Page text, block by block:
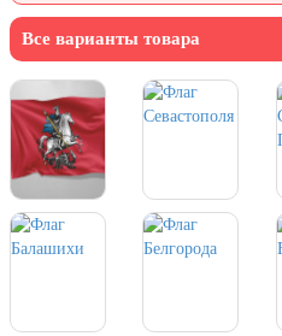
парада на Красной площади
7 ноября, День Октябрьской
революции
10 ноября, День сотрудника органов
внутренних дел РФ
13 ноября, День Войск РХБЗ
19 ноября, День Ракетных Войск и
Артиллерии
Все варианты товара